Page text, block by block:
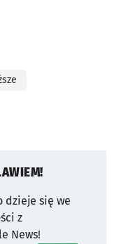
dzieje się we
z
News!